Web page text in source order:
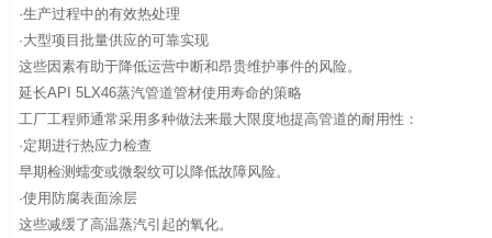
·生产过程中的有效热处理
·大型项目批量供应的可靠实现
这些因素有助于降低运营中断和昂贵维护事件的风险。
延长API 5LX46蒸汽管道管材使用寿命的策略
工厂工程师通常采用多种做法来最大限度地提高管道的耐用性：
·定期进行热应力检查
早期检测蠕变或微裂纹可以降低故障风险。
·使用防腐表面涂层
这些减缓了高温蒸汽引起的氧化。